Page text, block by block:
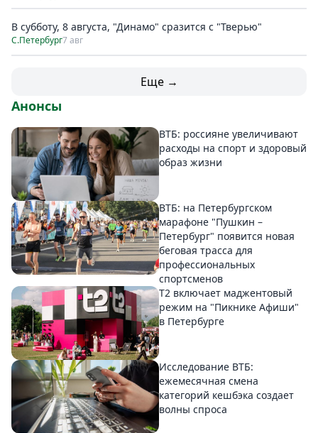
В субботу, 8 августа, "Динамо" сразится с "Тверью"
С.Петербург7 авг
Еще →
Анонсы
ВТБ: россияне увеличивают
расходы на спорт и здоровый
образ жизни
ВТБ: на Петербургском
марафоне "Пушкин –
Петербург" появится новая
беговая трасса для
профессиональных
спортсменов
Т2 включает маджентовый
режим на "Пикнике Афиши"
в Петербурге
Исследование ВТБ:
ежемесячная смена
категорий кешбэка создает
волны спроса